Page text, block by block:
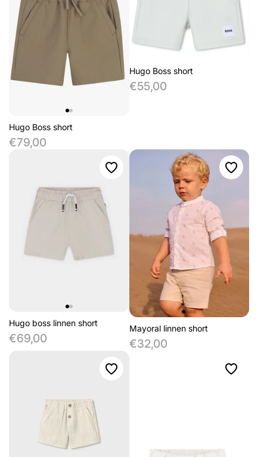
Hugo Boss short
€79,00
Hugo Boss short
€55,00
Hugo boss linnen short
€69,00
Mayoral linnen short
€32,00